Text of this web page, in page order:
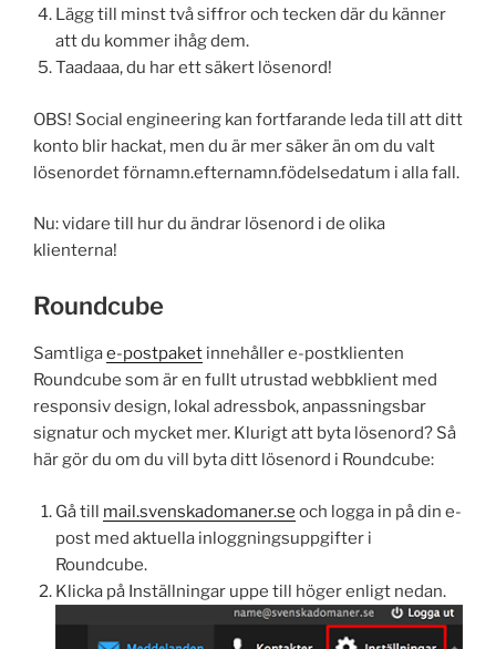
Lägg till minst två siffror och tecken där du känner
att du kommer ihåg dem.
Taadaaa, du har ett säkert lösenord!
OBS! Social engineering kan fortfarande leda till att ditt
konto blir hackat, men du är mer säker än om du valt
lösenordet förnamn.efternamn.födelsedatum i alla fall.
Nu: vidare till hur du ändrar lösenord i de olika
klienterna!
Roundcube
Samtligae-postpaket innehåller e-postklienten
Roundcube som är en fullt utrustad webbklient med
responsiv design, lokal adressbok, anpassningsbar
signatur och mycket mer. Klurigt att byta lösenord? Så
här gör du om du vill byta ditt lösenord i Roundcube:
Gå till mail.svenskadomaner.se och logga in på din e-
post med aktuella inloggningsuppgifter i
Roundcube.
Klicka på Inställningar uppe till höger enligt nedan.